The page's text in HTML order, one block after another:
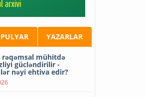
YAZARLAR
rəqəmsal mühitdə
gücləndirilir -
nəyi ehtiva edir?